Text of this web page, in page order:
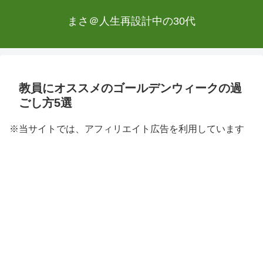
まさ＠人生再設計中の30代
教員にオススメのゴールデンウィークの過
ごし方5選
※当サイトでは、アフィリエイト広告を利用しています